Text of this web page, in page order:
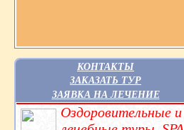
КОНТАКТЫ
ЗАКАЗАТЬ ТУР
ЗАЯВКА НА ЛЕЧЕНИЕ
Оздоровительные и